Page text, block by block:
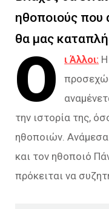
ηθοποιούς που
θα μας
Ο ι Άλλοι:
την ιστορία της,
ηθοποιών.
και τον ηθοποιό
πρόκειται να